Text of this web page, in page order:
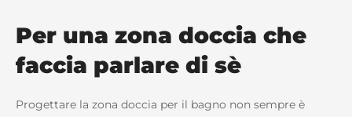
Per una zona doccia che
faccia parlare di sè
Progettare la zona doccia per il bagno non sempre è